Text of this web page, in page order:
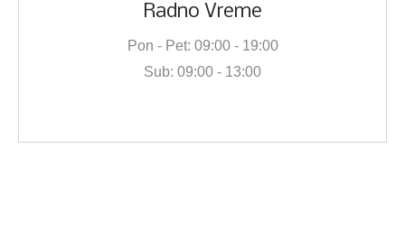
Radno Vreme
Pon - Pet: 09:00 - 19:00
Sub: 09:00 - 13:00